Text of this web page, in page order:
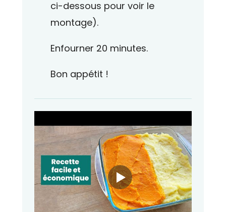
ci-dessous pour voir le
montage).
Enfourner 20 minutes.
Bon appétit !